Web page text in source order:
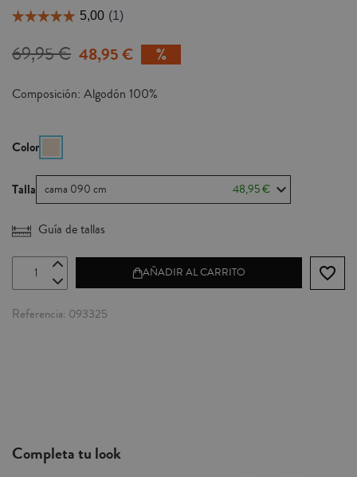
69,95 € 48,95 €
Composición: Algodón 100%
Color
Talla cama 090 cm 48,95 €
Guía de tallas
AÑADIR AL CARRITO favorite_border
Referencia 093325
Completa tu look